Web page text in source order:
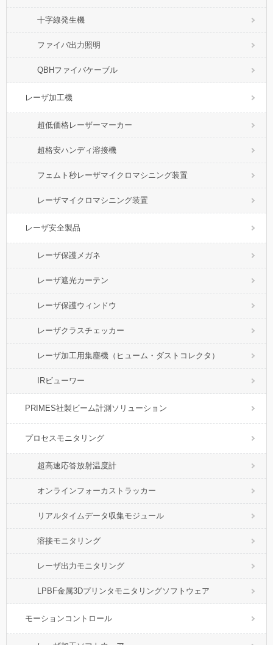
十字線発生機
ファイバ出力照明
QBHファイバケーブル
レーザ加工機
超低価格レーザーマーカー
超格安ハンディ溶接機
フェムト秒レーザマイクロマシニング装置
レーザマイクロマシニング装置
レーザ安全製品
レーザ保護メガネ
レーザ遮光カーテン
レーザ保護ウィンドウ
レーザクラスチェッカー
レーザ加工用集塵機（ヒューム・ダストコレクタ）
IRビューワー
PRIMES社製ビーム計測ソリューション
プロセスモニタリング
超高速応答放射温度計
オンラインフォーカストラッカー
リアルタイムデータ収集モジュール
溶接モニタリング
レーザ出力モニタリング
LPBF金属3Dプリンタモニタリングソフトウェア
モーションコントロール